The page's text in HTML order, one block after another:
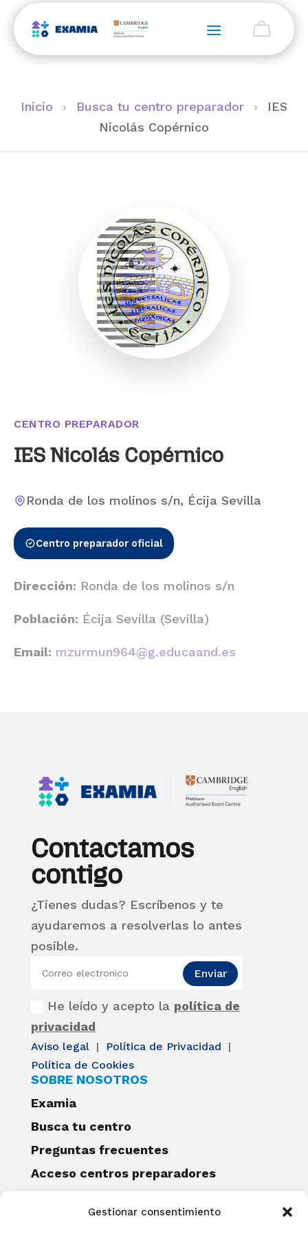
Gestionar consentimiento
Inicio › Busca tu centro preparador ›
IES
Nicolás Copérnico
CENTRO PREPARADOR
IES Nicolás Copérnico
Ronda de los molinos s/n, Écija Sevilla
Centro preparador oficial
Dirección: Ronda de los molinos s/n
Población: Écija Sevilla (Sevilla)
Email: mzurmun964@g.educaand.es
Contactamos
contigo
¿Tienes dudas? Escríbenos y te
ayudaremos a resolverlas lo antes
posible.
He leído y acepto la política de
privacidad
Enviar
Aviso legal | Política de Privacidad
|
Política de Cookies
SOBRE NOSOTROS
Examia
Busca tu centro
Preguntas frecuentes
Acceso centros preparadores
Becas Examia